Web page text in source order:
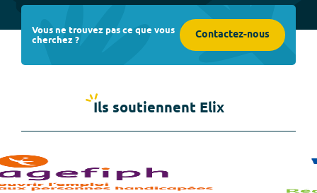
Vous ne trouvez pas ce que vous
cherchez ? Contactez-nous
Ils soutiennent Elix